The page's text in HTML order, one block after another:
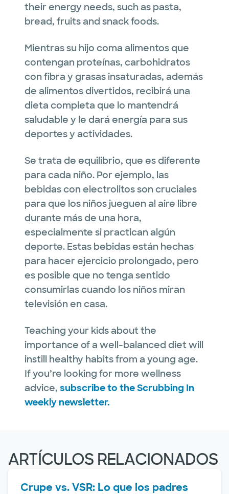
their energy needs, such as pasta,
bread, fruits and snack foods.
Mientras su hijo coma alimentos que
contengan proteínas, carbohidratos
con fibra y grasas insaturadas, además
de alimentos divertidos, recibirá una
dieta completa que lo mantendrá
saludable y le dará energía para sus
deportes y actividades.
Se trata de equilibrio, que es diferente
para cada niño. Por ejemplo, las
bebidas con electrolitos son cruciales
para que los niños jueguen al aire libre
durante más de una hora,
especialmente si practican algún
deporte. Estas bebidas están hechas
para hacer ejercicio prolongado, pero
es posible que no tenga sentido
consumirlas cuando los niños miran
televisión en casa.
Teaching your kids about the
importance of a well-balanced diet will
instill healthy habits from a young age.
If you’re looking for more wellness
advice, subscribe to the Scrubbing In
weekly newsletter.
ARTÍCULOS RELACIONADOS
Crupe vs. VSR: Lo que los padres